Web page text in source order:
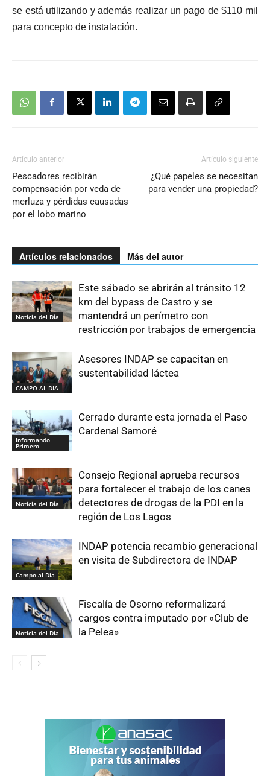
se está utilizando y además realizar un pago de $110 mil
para concepto de instalación.
Artículo anterior
Pescadores recibirán
compensación por veda de
merluza y pérdidas causadas
por el lobo marino
Artículo siguiente
¿Qué papeles se necesitan
para vender una propiedad?
Artículos relacionados Más del autor
Noticia del Día
Este sábado se abrirán al tránsito 12
km del bypass de Castro y se
mantendrá un perímetro con
restricción por trabajos de emergencia
CAMPO AL DIA
Asesores INDAP se capacitan en
sustentabilidad láctea
Informando
Primero
Cerrado durante esta jornada el Paso
Cardenal Samoré
Noticia del Día
Consejo Regional aprueba recursos
para fortalecer el trabajo de los canes
detectores de drogas de la PDI en la
región de Los Lagos
Campo al Día
INDAP potencia recambio generacional
en visita de Subdirectora de INDAP
Noticia del Día
Fiscalía de Osorno reformalizará
cargos contra imputado por «Club de
la Pelea»